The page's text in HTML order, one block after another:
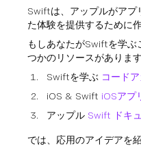
Swiftは、アップルがア
た体験を提供するために
もしあなたがSwiftを学ぶ
つかのリソースがあります
Swiftを学ぶ コード
iOS & Swift iOSアプ
アップル Swift ドキ
では、応用のアイデアを